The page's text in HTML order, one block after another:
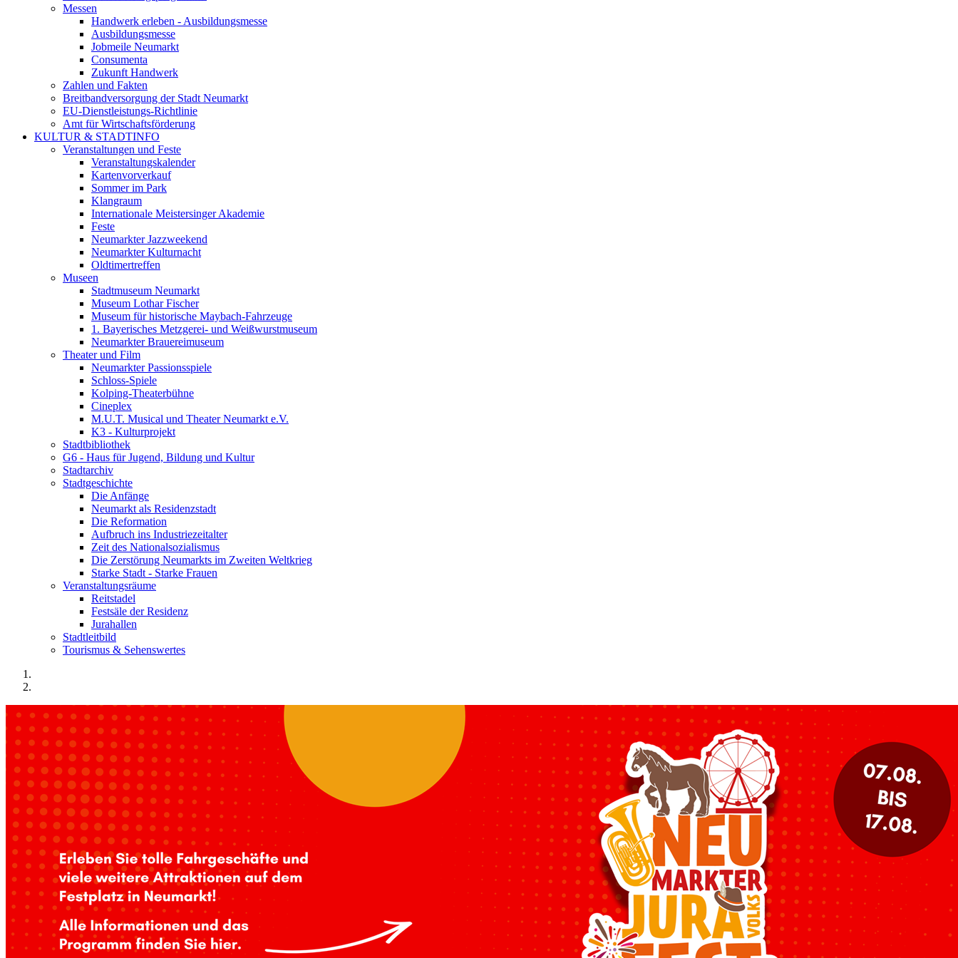
Messen
Handwerk erleben - Ausbildungsmesse
Ausbildungsmesse
Jobmeile Neumarkt
Consumenta
Zukunft Handwerk
Zahlen und Fakten
Breitbandversorgung der Stadt Neumarkt
EU-Dienstleistungs-Richtlinie
Amt für Wirtschaftsförderung
KULTUR & STADTINFO
Veranstaltungen und Feste
Veranstaltungskalender
Kartenvorverkauf
Sommer im Park
Klangraum
Internationale Meistersinger Akademie
Feste
Neumarkter Jazzweekend
Neumarkter Kulturnacht
Oldtimertreffen
Museen
Stadtmuseum Neumarkt
Museum Lothar Fischer
Museum für historische Maybach-Fahrzeuge
1. Bayerisches Metzgerei- und Weißwurstmuseum
Neumarkter Brauereimuseum
Theater und Film
Neumarkter Passionsspiele
Schloss-Spiele
Kolping-Theaterbühne
Cineplex
M.U.T. Musical und Theater Neumarkt e.V.
K3 - Kulturprojekt
Stadtbibliothek
G6 - Haus für Jugend, Bildung und Kultur
Stadtarchiv
Stadtgeschichte
Die Anfänge
Neumarkt als Residenzstadt
Die Reformation
Aufbruch ins Industriezeitalter
Zeit des Nationalsozialismus
Die Zerstörung Neumarkts im Zweiten Weltkrieg
Starke Stadt - Starke Frauen
Veranstaltungsräume
Reitstadel
Festsäle der Residenz
Jurahallen
Stadtleitbild
Tourismus & Sehenswertes